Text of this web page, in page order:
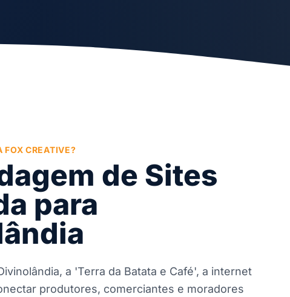
FOX CREATIVE?
de Sites
para
a 'Terra da Batata e Café', a internet
produtores, comerciantes e moradores